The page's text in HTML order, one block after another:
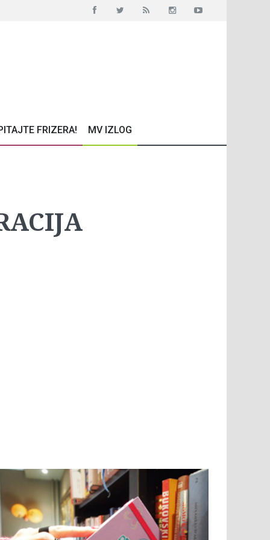
FRIZERA! MV IZLOG